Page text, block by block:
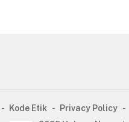
Kode Etik Privacy Policy